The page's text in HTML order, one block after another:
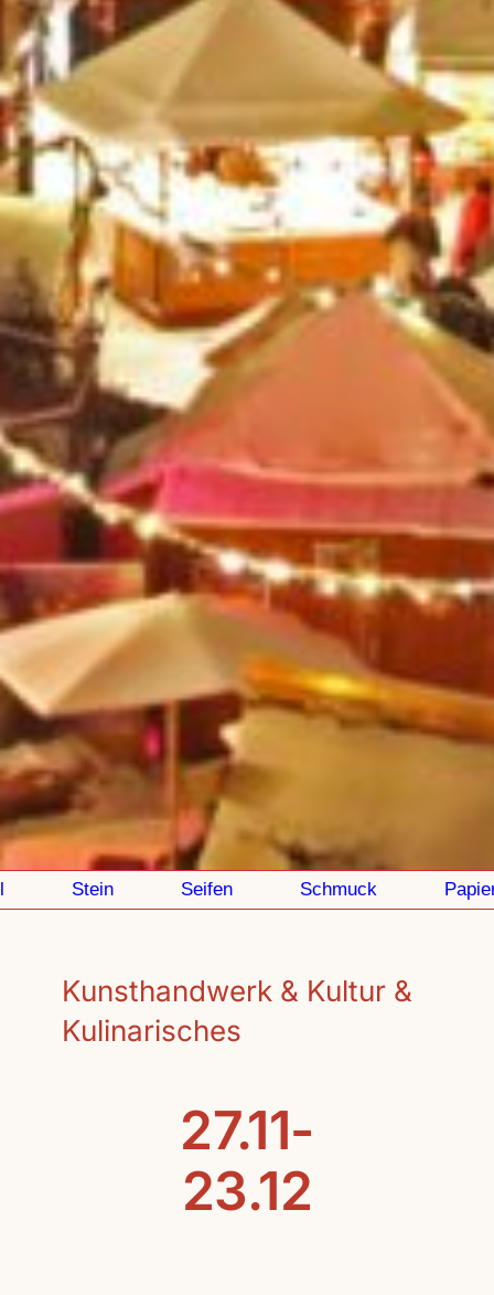
Stein Seifen Schmuck Papier
Kunsthandwerk & Kultur &
Kulinarisches
27.11-
23.12